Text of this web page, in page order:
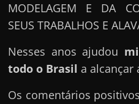
MODELAGEM E DA
SEUS TRABALHOS E
Nesses anos ajudou
todo o Brasil a alcançar
Os comentários